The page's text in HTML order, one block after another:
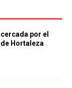
por el
Hortaleza